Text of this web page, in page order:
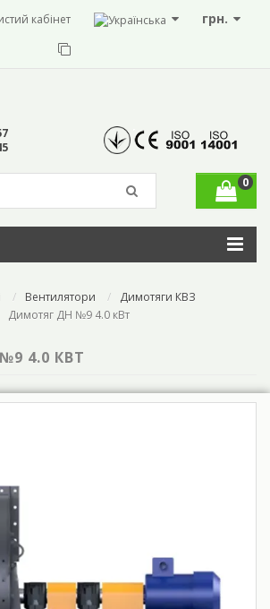
грн.
кабінет
0
Вентилятори
Димотяги КВЗ
Димотяг ДН №9 4.0 кВт
4.0 КВТ